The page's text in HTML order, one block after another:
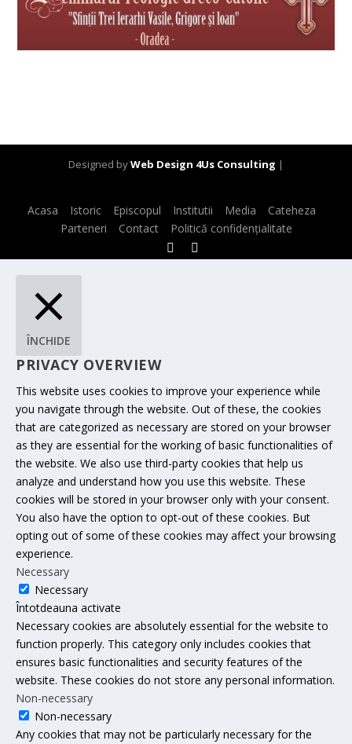
Designed byWeb Design 4Us Consulting |
Acasa Istoric Episcopul Institutii Media
Cateheza
Parteneri
Contact Politică confidențialitate
ÎNCHIDE
PRIVACY OVERVIEW
This website uses cookies to improve your experience while
you navigate through the website. Out of these, the cookies
that are categorized as necessary are stored on your browser
as they are essential for the working of basic functionalities of
the website. We also use third-party cookies that help us
analyze and understand how you use this website. These
cookies will be stored in your browser only with your consent.
You also have the option to opt-out of these cookies. But
opting out of some of these cookies may affect your browsing
experience.
Necessary
Necessary
Întotdeauna activate
Necessary cookies are absolutely essential for the website to
function properly. This category only includes cookies that
ensures basic functionalities and security features of the
website. These cookies do not store any personal information.
Non-necessary
Non-necessary
Any cookies that may not be particularly necessary for the